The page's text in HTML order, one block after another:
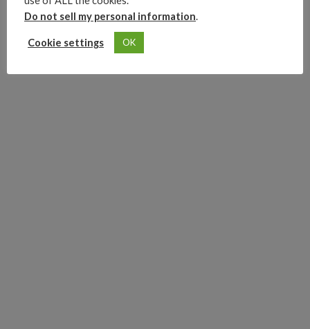
Do not sell my personal information.
Cookie settings OK